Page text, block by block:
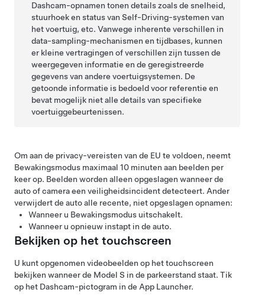
Dashcam-opnamen tonen details zoals de snelheid,
stuurhoek en status vanSelf-Driving-systemen van
het voertuig, etc. Vanwege inherente verschillen in
data-sampling-mechanismen en tijdbases, kunnen
er kleine vertragingen of verschillen zijn tussen de
weergegeven informatie en de geregistreerde
gegevens van andere voertuigsystemen. De
getoonde informatie is bedoeld voor referentie en
bevat mogelijk niet alle details van specifieke
voertuiggebeurtenissen.
Om aan de privacy-vereisten van de EU te voldoen, neemt
Bewakingsmodus maximaal 10 minuten aan beelden per
keer op. Beelden worden alleen opgeslagen wanneer de
auto of camera een veiligheidsincident detecteert. Ander
verwijdert de auto alle recente, niet opgeslagen opnamen:
Wanneer u Bewakingsmodus uitschakelt.
Wanneer u opnieuw instapt in de auto.
Bekijken op het touchscreen
U kunt opgenomen videobeelden op het touchscreen
bekijken wanneer de Model S in de parkeerstand staat. Tik
op het Dashcam-pictogram in de App Launcher.